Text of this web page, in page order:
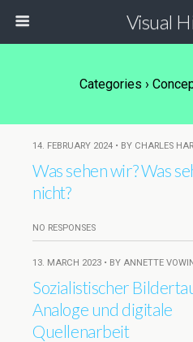
Visual
Categories ›
14. FEBRUARY 2024 • BY CHARLES
Was sehen wir? Was
nicht?
NO RESPONSES
13. MARCH 2023 • BY ANNETTE
Sozialistischer
Analoge und digitale
Quellenarbeit